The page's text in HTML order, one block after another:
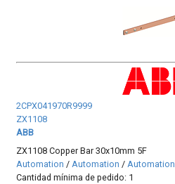
2CPX041970R9999
ZX1108
ABB
ZX1108 Copper Bar 30x10mm 5F
Automation / Automation / Automation
Cantidad mínima de pedido: 1